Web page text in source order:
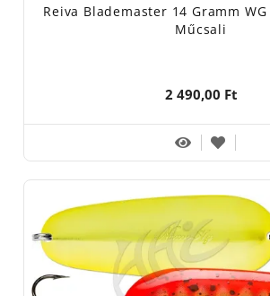
Reiva Blademaster 14 Gramm
Műcsali
2 490,00 Ft